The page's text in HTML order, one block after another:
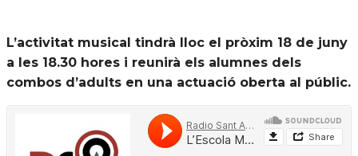
L’activitat musical tindrà lloc el pròxim 18 de juny
a les 18.30 hores i reunirà els alumnes dels
combos d’adults en una actuació oberta al públic.